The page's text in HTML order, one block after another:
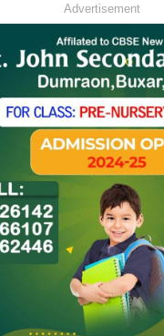
Advertisement